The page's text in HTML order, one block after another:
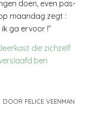
doen, even pas-
maandag zegt :
ga ervoor !”
die zichzelf
ben
DOOR FELICE VEENMAN